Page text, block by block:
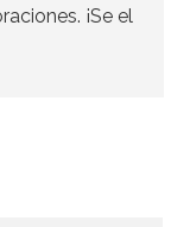
¡Se el